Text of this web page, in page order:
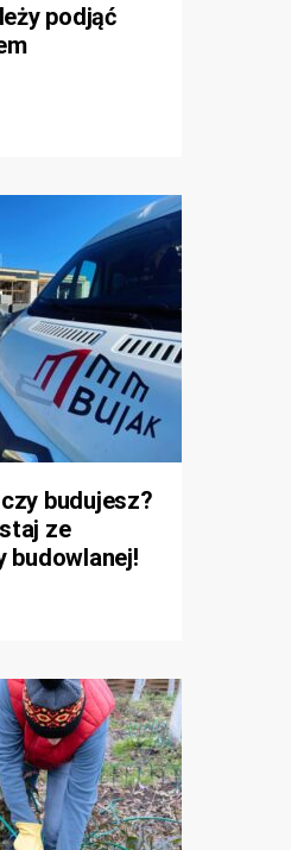
podjąć
budujesz?
ze
budowlanej!